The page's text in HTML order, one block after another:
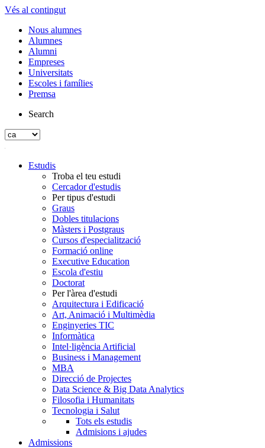
Vés al contingut
Nous alumnes
Alumnes
Alumni
Empreses
Universitats
Escoles i famílies
Premsa
Search
Estudis
Troba el teu estudi
Cercador d'estudis
Per tipus d'estudi
Graus
Dobles titulacions
Màsters i Postgraus
Cursos d'especialització
Formació online
Executive Education
Escola d'estiu
Doctorat
Per l'àrea d'estudi
Arquitectura i Edificació
Art, Animació i Multimèdia
Enginyeries TIC
Informàtica
Intel·ligència Artificial
Business i Management
MBA
Direcció de Projectes
Data Science & Big Data Analytics
Filosofia i Humanitats
Tecnologia i Salut
Tots els estudis
Admisions i ajudes
Admissions